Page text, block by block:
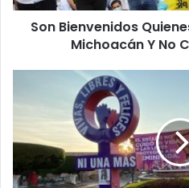
Y
Confrontan:
Son Bienvenidos
Michoacán Y No
#JusticiaParaJessica
Tiñen
Agua
De